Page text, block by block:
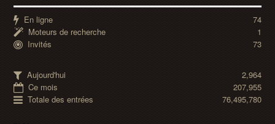
En ligne
74
Moteurs de recherche
1
Invités
73
Aujourd'hui
2,964
Ce mois
207,955
Totale des entrées
76,495,780